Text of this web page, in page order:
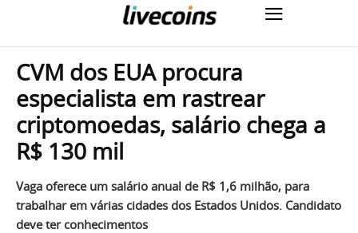
CVM dos EUA procura
especialista em rastrear
criptomoedas, salário chega a
R$ 130 mil
Vaga oferece um salário anual de R$ 1,6 milhão, para
trabalhar em várias cidades dos Estados Unidos. Candidato
deve ter conhecimentos